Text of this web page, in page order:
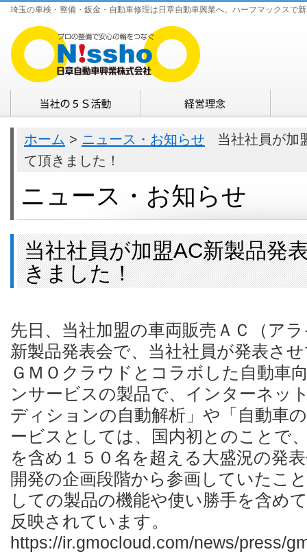
埼玉の車検・整備・鈑金・自動車修理は日章自動車興業へ。ハーフマックスで
ホーム > ニュース・お知らせ 当社社員が加
て頂きました！
ニュース・お知らせ
当社社員が加盟AC新製品発
きました！
先日、当社加盟の車両販売ＡＣ（ア
新製品発表会で、当社社員が発表さ
ＧＭＯクラウドとコラボした自動車
ンサービスの製品で、インターネッ
ディションの自動解析」や「自動車
ービスとしては、国内初とのことで
を含め１５０名を超える大盛況の発
開発の企画段階から参画していたこ
しての製品の機能や使い勝手を含め
反映されています。
https://ir.gmocloud.com/news/press/